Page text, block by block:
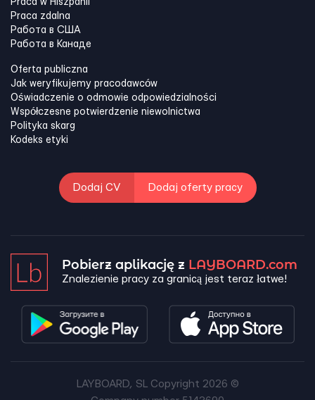
Praca zdalna
Работа в США
Работа в Канадe
Oferta publiczna
Jak weryfikujemy pracodawców
Oświadczenie o odmowie odpowiedzialności
Współczesne potwierdzenie niewolnictwa
Polityka skarg
Kodeks etyki
Dodaj CV Dodaj oferty pracy
Pobierz aplikację z LAYBOARD.com
Znalezienie pracy za granicą jest teraz łatwe!
LAYBOARD, SL Copyright 2026 ©